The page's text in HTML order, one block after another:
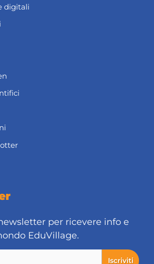
digitali
per ricevere info e
EduVillage.